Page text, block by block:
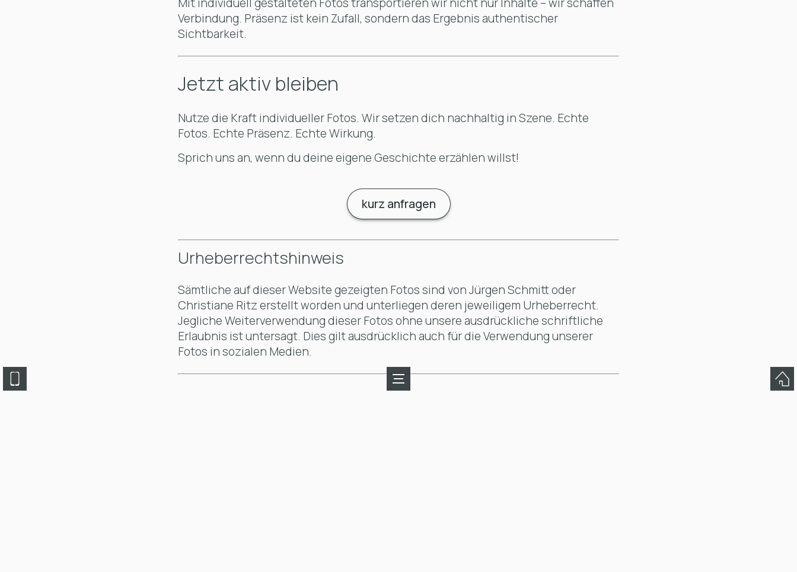
Verbindung. Präsenz ist kein Zufall, sondern das Ergebnis authentischer
Sichtbarkeit.
Jetzt aktiv bleiben
Nutze die Kraft individueller Fotos. Wir setzen dich nachhaltig in Szene. Echte
Fotos. Echte Präsenz. Echte Wirkung.
Sprich uns an, wenn du deine eigene Geschichte erzählen willst!
kurz anfragen
Urheberrechtshinweis
Sämtliche auf dieser Website gezeigten Fotos sind von Jürgen Schmitt oder
Christiane Ritz erstellt worden und unterliegen deren jeweiligem Urheberrecht.
Jegliche Weiterverwendung dieser Fotos ohne unsere ausdrückliche schriftliche
Erlaubnis ist untersagt. Dies gilt ausdrücklich auch für die Verwendung unserer
Fotos in sozialen Medien.
Menü